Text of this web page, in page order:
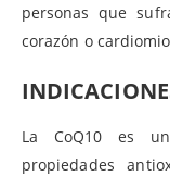
personas que
corazón o
La CoQ10 es
propiedades